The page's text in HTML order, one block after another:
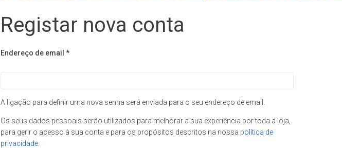
Registar nova conta
Endereço de email *
A ligação para definir uma nova senha será enviada para o seu endereço de email.
Os seus dados pessoais serão utilizados para melhorar a sua experiência por toda a loja,
para gerir o acesso à sua conta e para os propósitos descritos na nossa política de
privacidade